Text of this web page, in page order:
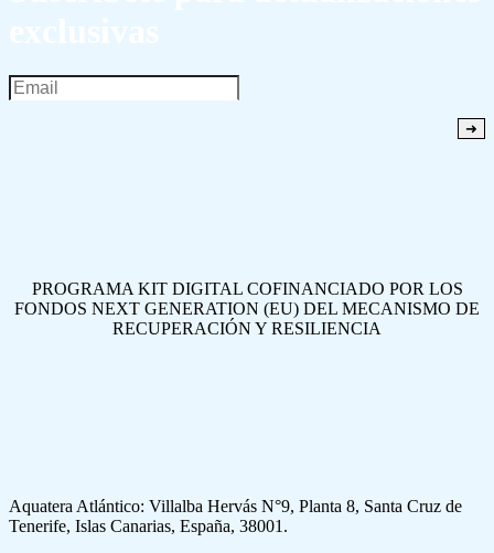
PROGRAMA KIT DIGITAL COFINANCIADO POR LOS
FONDOS NEXT GENERATION (EU) DEL MECANISMO DE
RECUPERACIÓN Y RESILIENCIA
Aquatera Atlántico: Villalba Hervás N°9, Planta 8, Santa Cruz de
Tenerife, Islas Canarias, España, 38001.